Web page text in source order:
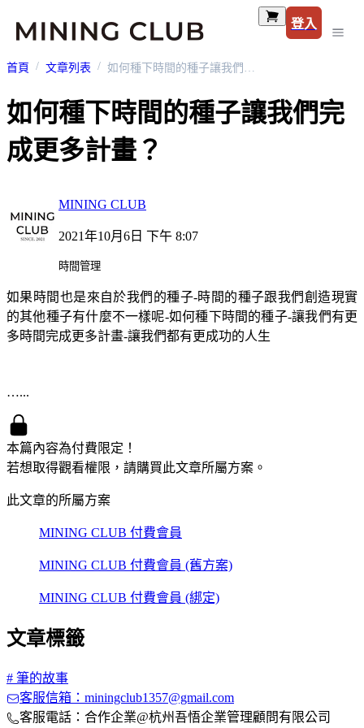
登入
首頁 文章列表 如何種下時間的種子讓我們完成更多計畫？
如何種下時間的種子讓我們完
成更多計畫？
MINING CLUB
2021年10月6日 下午 8:07
時間管理
如果時間也是來自於我們的種子-時間的種子跟我們創造現實
的其他種子有什麼不一樣呢-如何種下時間的種子-讓我們有更
多時間完成更多計畫-讓我們都有更成功的人生
…...
本篇內容為付費限定！
若想取得觀看權限，請購買此文章所屬方案。
此文章的所屬方案
MINING CLUB 付費會員
MINING CLUB 付費會員 (舊方案)
MINING CLUB 付費會員 (綁定)
文章標籤
# 筆的故事
客服信箱：miningclub1357@gmail.com
客服電話：合作企業@杭州吾悟企業管理顧問有限公司